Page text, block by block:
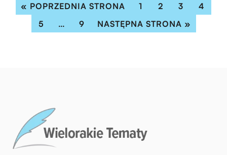
« POPRZEDNIA STRONA 1 2 3
4
5
… 9 NASTĘPNA STRONA »